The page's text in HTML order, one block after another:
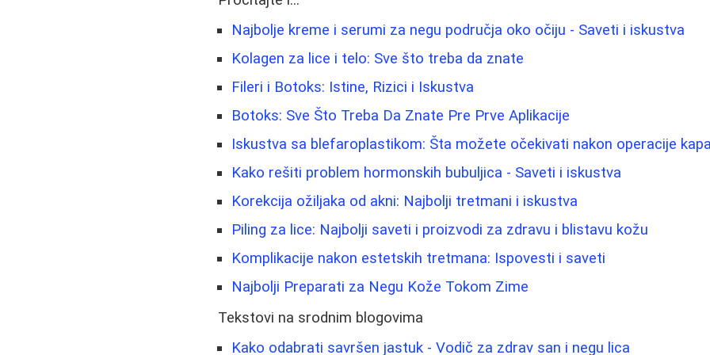
Najbolje kreme i serumi za negu područja oko očiju - Saveti i iskustva
Kolagen za lice i telo: Sve što treba da znate
Fileri i Botoks: Istine, Rizici i Iskustva
Botoks: Sve Što Treba Da Znate Pre Prve Aplikacije
Iskustva sa blefaroplastikom: Šta možete očekivati nakon operacije
Kako rešiti problem hormonskih bubuljica - Saveti i iskustva
Korekcija ožiljaka od akni: Najbolji tretmani i iskustva
Piling za lice: Najbolji saveti i proizvodi za zdravu i blistavu kožu
Komplikacije nakon estetskih tretmana: Ispovesti i saveti
Najbolji Preparati za Negu Kože Tokom Zime
Tekstovi na srodnim blogovima
Kako odabrati savršen jastuk - Vodič za zdrav san i negu lica